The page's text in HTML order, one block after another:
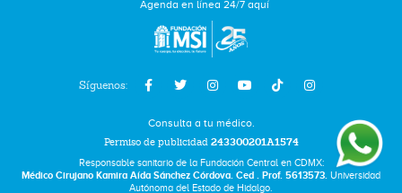
Síguenos:
Agenda en línea 24/7 aquí
Consulta a tu médico.
Permiso de publicidad 243300201A1574
Responsable sanitario de la Fundación Central en CDMX:
Médico Cirujano Kamira Aída Sánchez Córdova. Ced . Prof. 5613573. Universidad
Autónoma del Estado de Hidalgo.